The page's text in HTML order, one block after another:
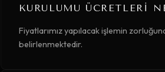
KURULUMU ÜCRETLERI
Fiyatlarımız yapılacak işlemin
belirlenmektedir.